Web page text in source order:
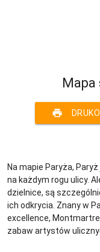
Mapa
print
Na mapie Paryża,
na każdym rogu ulicy.
dzielnice, są
ich odkrycia. Znany w
excellence,
zabaw artystów